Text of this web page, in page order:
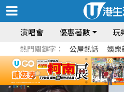
演唱會 優惠著數 玩
熱門關鍵字： 公屋熱話 娛樂